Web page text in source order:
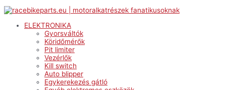
Menu
ELEKTRONIKA
Gyorsváltók
Köridőmérők
Pit limiter
Vezérlők
Kill switch
Auto blipper
Egykerekezés gátló